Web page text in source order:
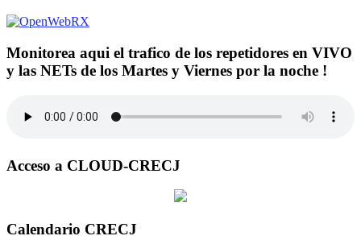
Monitorea aqui el trafico de los repetidores en VIVO
y las NETs de los Martes y Viernes por la noche !
Acceso a CLOUD-CRECJ
Calendario CRECJ